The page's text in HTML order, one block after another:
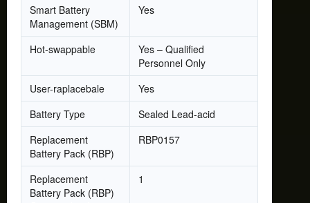
Smart Battery
Management (SBM)
Yes
Hot-swappable
Yes – Qualified
Personnel Only
User-raplacebale
Yes
Battery Type
Sealed Lead-acid
Replacement
Battery Pack (RBP)
RBP0157
Replacement
Battery Pack (RBP)
1